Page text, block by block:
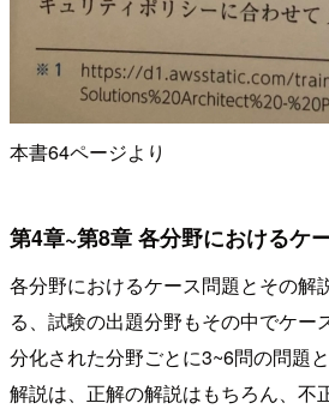
本書64ページより
第4章~第8章 各分野におけるケ
各分野におけるケース問題とその解
る、試験の出題分野もその中でケー
分化された分野ごとに3~6問の問題
解説は、正解の解説はもちろん、不